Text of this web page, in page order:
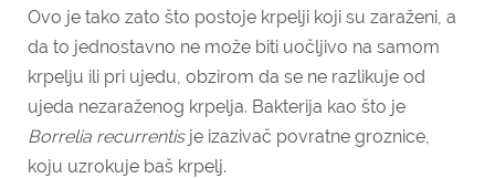
Ovo je tako zato što postoje krpelji koji su zaraženi, a
da to jednostavno ne može biti uočljivo na samom
krpelju ili pri ujedu, obzirom da se ne razlikuje od
ujeda nezaraženog krpelja. Bakterija kao što je
Borrelia recurrentis je izazivač povratne groznice,
koju uzrokuje baš krpelj.